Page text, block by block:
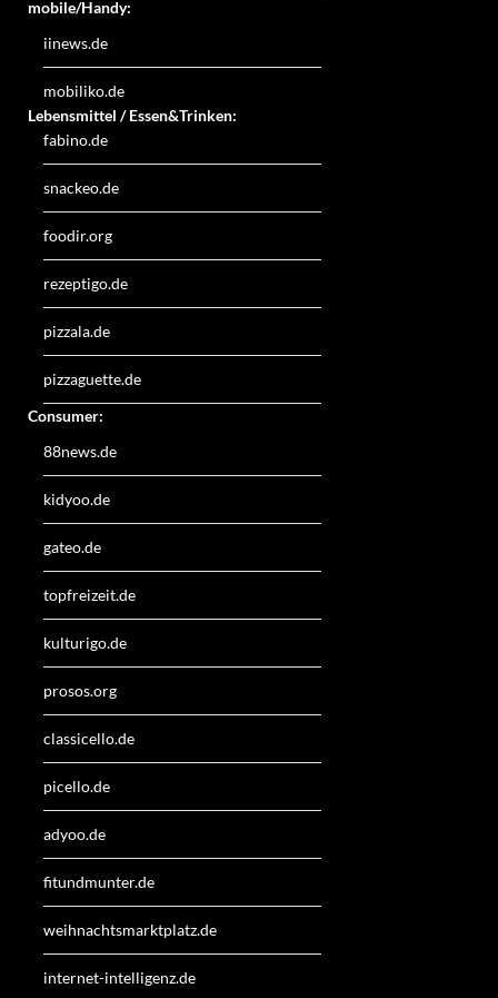
mobile/Handy:
iinews.de
mobiliko.de
Lebensmittel / Essen&Trinken:
fabino.de
snackeo.de
foodir.org
rezeptigo.de
pizzala.de
pizzaguette.de
Consumer:
88news.de
kidyoo.de
gateo.de
topfreizeit.de
kulturigo.de
prosos.org
classicello.de
picello.de
adyoo.de
fitundmunter.de
weihnachtsmarktplatz.de
internet-intelligenz.de